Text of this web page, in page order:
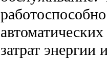
затрат